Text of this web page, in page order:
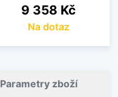
Cena
9 358 Kč
Na dotaz
Parametry zboží